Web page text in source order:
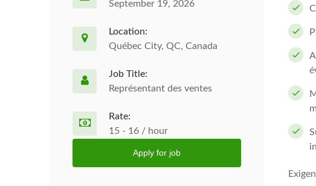
September 19, 2026
Location:
Québec City, QC, Canada
Job Title:
Représentant des ventes
Rate:
15 - 16 / hour
Apply for job